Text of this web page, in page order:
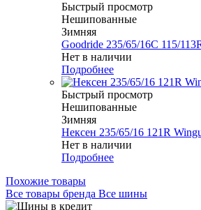
Быстрый просмотр
Нешипованные
Зимняя
Goodride 235/65/16C 115/
Нет в наличии
Подробнее
Быстрый просмотр
Нешипованные
Зимняя
Нексен 235/65/16 121R
Нет в наличии
Подробнее
Похожие товары
Все товары бренда Все шины